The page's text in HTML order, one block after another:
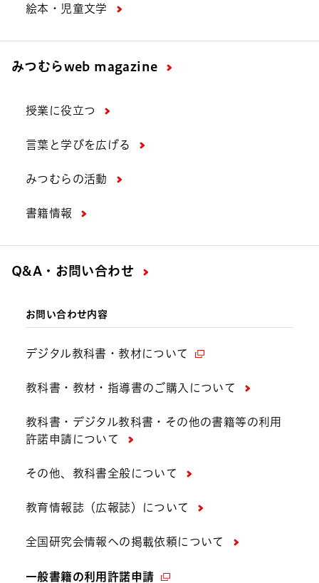
絵本・児童文学
みつむらweb magazine
授業に役立つ
言葉と学びを広げる
みつむらの活動
書籍情報
Q&A・お問い合わせ
お問い合わせ内容
デジタル教科書・教材について
教科書・教材・指導書のご購入について
教科書・デジタル教科書・その他の書籍等の利用
許諾申請について
その他、教科書全般について
教育情報誌（広報誌）について
全国研究会情報への掲載依頼について
一般書籍の利用許諾申請